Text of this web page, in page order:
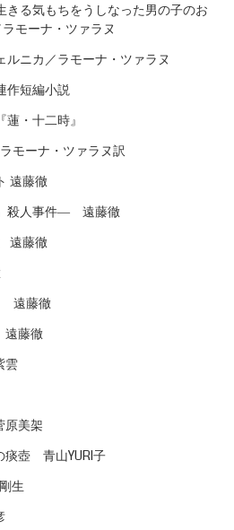
きる気もちをうしなった男の子のお
モーナ・ツァラヌ
ニカ／ラモーナ・ツァラヌ
作短編小説
・十二時』
モーナ・ツァラヌ訳
遠藤徹
殺人事件― 遠藤徹
遠藤徹
遠藤徹
藤徹
雲
美架
痰壺 青山YURI子
生